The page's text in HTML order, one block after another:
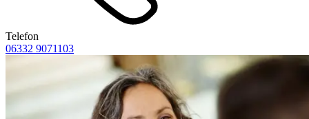
Telefon
06332 9071103